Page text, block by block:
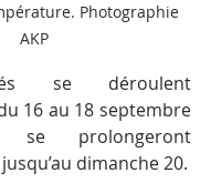
Photographie
AKP
se déroulent
16 au 18 septembre
se prolongeront
dimanche 20.